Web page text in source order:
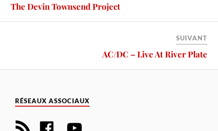
The Devin Townsend Project
SUIVANT
AC/DC – Live At River Plate
RÉSEAUX ASSOCIAUX